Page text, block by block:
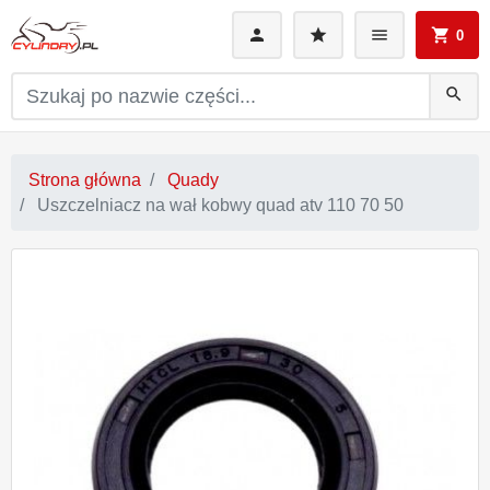
search
0
Strona główna
Quady
Uszczelniacz na wał kobwy quad atv 110 70 50